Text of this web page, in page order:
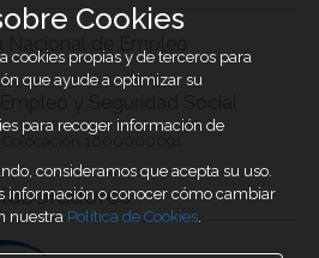
1600000091
Cookies
cookies propias y de terceros para
que ayude a optimizar su
para recoger información de
consideramos que acepta su uso.
información o conocer cómo cambiar
nuestra Política de Cookies.